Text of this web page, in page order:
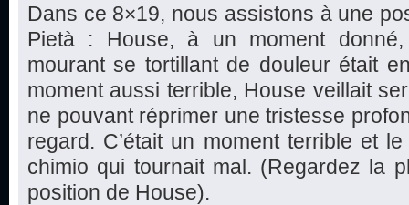
Dans ce 8×19, nous assistons à une
Pietà : House, à un moment
mourant se tortillant de douleur était
moment aussi terrible, House veillait
ne pouvant réprimer une tristesse
regard. C’était un moment terrible et
chimio qui tournait mal. (Regardez la
position de House).